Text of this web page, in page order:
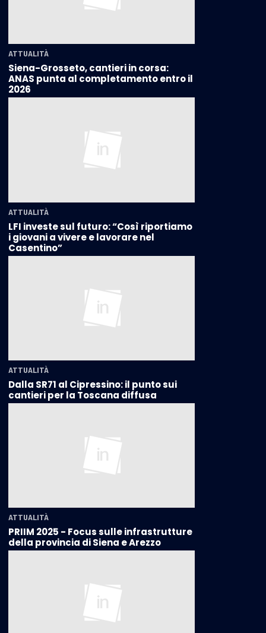
ATTUALITÀ
Siena-Grosseto, cantieri in corsa:
ANAS punta al completamento entro il
2026
ATTUALITÀ
LFI investe sul futuro: “Così riportiamo
i giovani a vivere e lavorare nel
Casentino”
ATTUALITÀ
Dalla SR71 al Cipressino: il punto sui
cantieri per la Toscana diffusa
ATTUALITÀ
PRIIM 2025 - Focus sulle infrastrutture
della provincia di Siena e Arezzo